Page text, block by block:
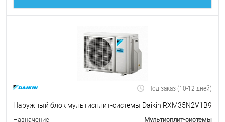
Под заказ (10-12 дней)
Наружный блок мультисплит-системы Daikin RXM35N2V1B9
Назначение
Мультисплит-системы